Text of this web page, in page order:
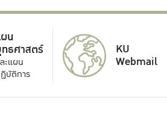
น
ธศาสตร์
ะแผน
บัติการ
KU
Webmail